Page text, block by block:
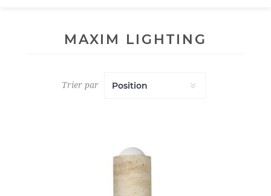
MAXIM LIGHTING
Trier par